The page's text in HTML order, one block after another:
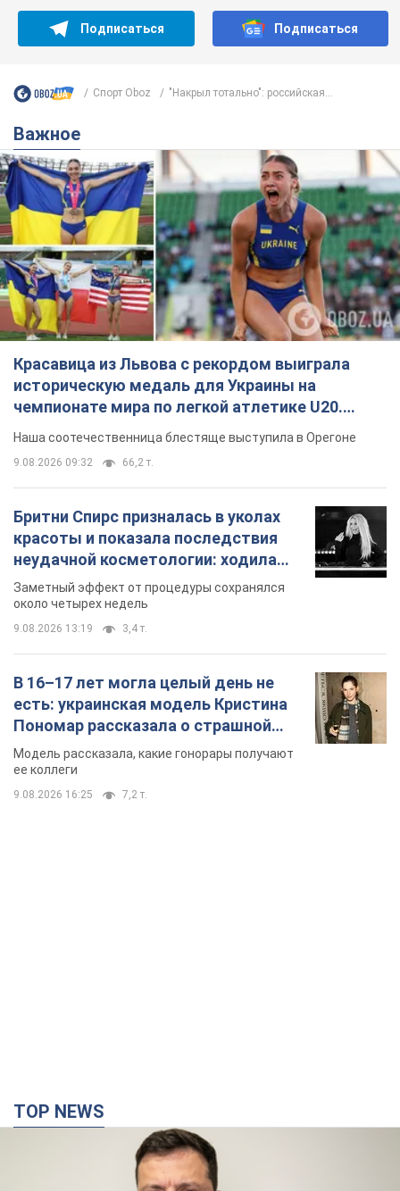
Подписаться Подписаться
Спорт Oboz "Накрыл тотально": российская...
Важное
Красавица из Львова с рекордом выиграла
историческую медаль для Украины на
чемпионате мира по легкой атлетике U20.
Видео
Наша соотечественница блестяще выступила в Орегоне
9.08.2026 09:32 66,2 т.
Бритни Спирс призналась в уколах
красоты и показала последствия
неудачной косметологии: ходила
так почти месяц
Заметный эффект от процедуры сохранялся
около четырех недель
9.08.2026 13:19 3,4 т.
В 16–17 лет могла целый день не
есть: украинская модель Кристина
Пономар рассказала о страшной
стороне модельной карьеры
Модель рассказала, какие гонорары получают
ее коллеги
9.08.2026 16:25 7,2 т.
TOP NEWS